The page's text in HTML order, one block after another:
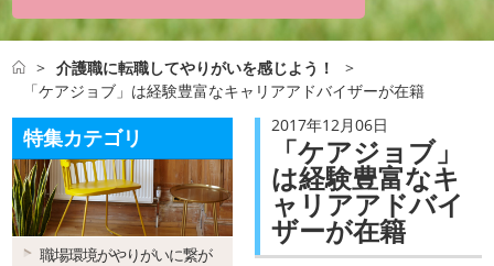
> 介護職に転職してやりがいを感じよう！
>
「ケアジョブ」は経験豊富なキャリアアドバイザーが在籍
2017年12月06日
「ケアジョブ」
は経験豊富なキ
ャリアアドバイ
ザーが在籍
特集カテゴリ
職場環境がやりがいに繋が